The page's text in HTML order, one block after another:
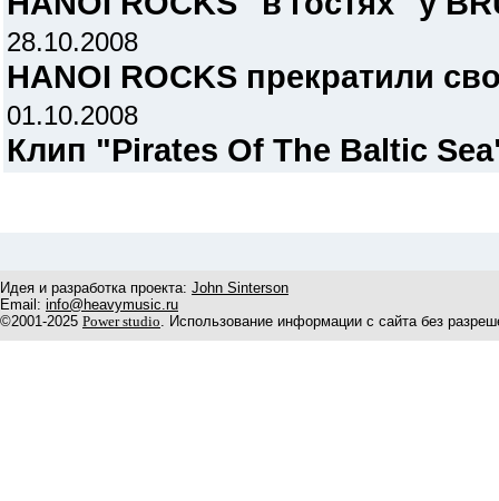
28.10.2008
HANOI ROCKS прекратили
01.10.2008
Клип "Pirates Of The Baltic
Идея и разработка проекта: John Sinterson
Email: info@heavymusic.ru
©2001-2025 Power studio. Использование информации с сайта без